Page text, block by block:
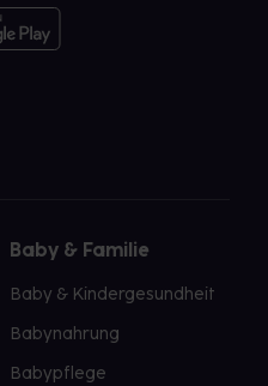
Baby & Familie
Baby & Kindergesundheit
Babynahrung
Babypflege